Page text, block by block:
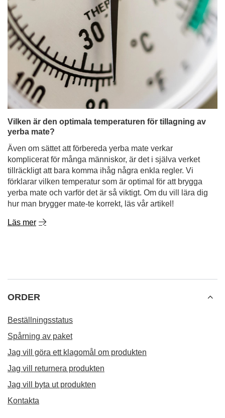
Vilken är den optimala temperaturen för tillagning av
yerba mate?
Även om sättet att förbereda yerba mate verkar
komplicerat för många människor, är det i själva verket
tillräckligt att bara komma ihåg några enkla regler. Vi
förklarar vilken temperatur som är optimal för att brygga
yerba mate och varför det är så viktigt. Om du vill lära dig
hur man brygger mate-te korrekt, läs vår artikel!
Läs mer
ORDER
Beställningsstatus
Spårning av paket
Jag vill göra ett klagomål om produkten
Jag vill returnera produkten
Jag vill byta ut produkten
Kontakta